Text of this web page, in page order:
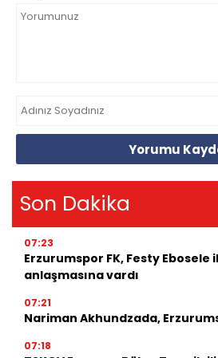
Yorumu
Son Dakika
07:23
Erzurumspor FK, Festy Ebosele
anlaşmasına vardı
07:21
Nariman Akhundzada,
07:18